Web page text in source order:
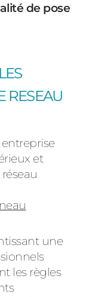
de pose
RESEAU
et
une
les règles